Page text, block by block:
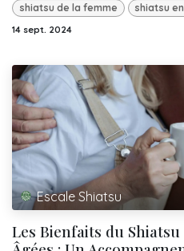
shiatsu de la femme shiatsu
14 sept. 2024
Escale Shiatsu
Les Bienfaits du